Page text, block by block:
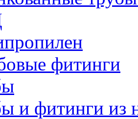
фитинги
и фитинги из